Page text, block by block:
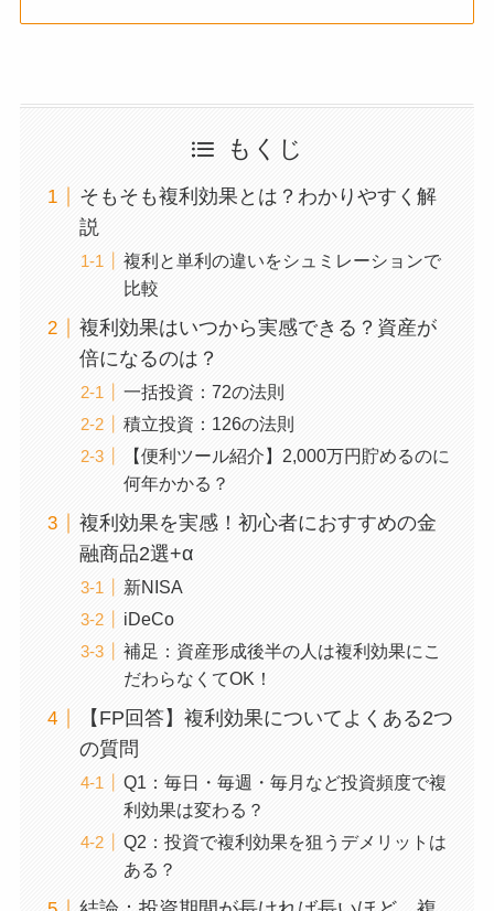
もくじ
そもそも複利効果とは？わかりやすく解
説
複利と単利の違いをシュミレーションで
比較
複利効果はいつから実感できる？資産が
倍になるのは？
一括投資：72の法則
積立投資：126の法則
【便利ツール紹介】2,000万円貯めるのに
何年かかる？
複利効果を実感！初心者におすすめの金
融商品2選+α
新NISA
iDeCo
補足：資産形成後半の人は複利効果にこ
だわらなくてOK！
【FP回答】複利効果についてよくある2つ
の質問
Q1：毎日・毎週・毎月など投資頻度で複
利効果は変わる？
Q2：投資で複利効果を狙うデメリットは
ある？